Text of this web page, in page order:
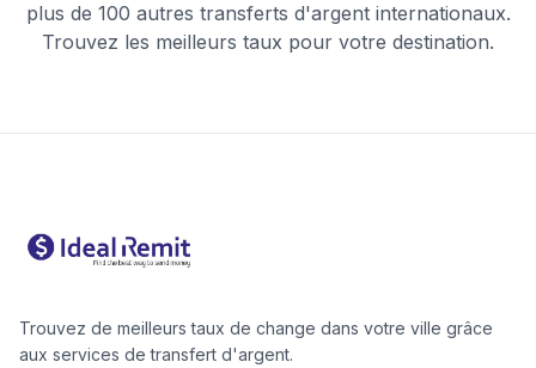
plus de 100 autres transferts d'argent internationaux.
Trouvez les meilleurs taux pour votre destination.
Trouvez de meilleurs taux de change dans votre ville grâce
aux services de transfert d'argent.